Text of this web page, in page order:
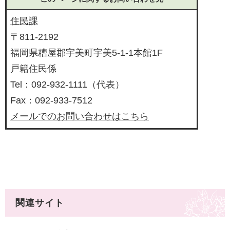
住民課
〒811-2192
福岡県糟屋郡宇美町宇美5-1-1本館1F
戸籍住民係
Tel：092-932-1111（代表）
Fax：092-933-7512
メールでのお問い合わせはこちら
関連サイト